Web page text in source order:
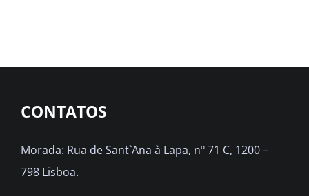
CONTATOS
Morada: Rua de Sant`Ana à Lapa, nº 71 C, 1200 –
798 Lisboa.